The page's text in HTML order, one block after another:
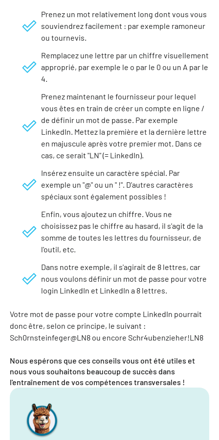
Prenez un mot relativement long dont vous vous
souviendrez facilement : par exemple ramoneur
ou tournevis.
Remplacez une lettre par un chiffre visuellement
approprié, par exemple le o par le 0 ou un A par le
4.
Prenez maintenant le fournisseur pour lequel
vous êtes en train de créer un compte en ligne /
de définir un mot de passe. Par exemple
LinkedIn. Mettez la première et la dernière lettre
en majuscule après votre premier mot. Dans ce
cas, ce serait "LN" (= LinkedIn).
Insérez ensuite un caractère spécial. Par
exemple un "@" ou un " !". D'autres caractères
spéciaux sont également possibles !
Enfin, vous ajoutez un chiffre. Vous ne
choisissez pas le chiffre au hasard, il s'agit de la
somme de toutes les lettres du fournisseur, de
l'outil, etc.
Dans notre exemple, il s'agirait de 8 lettres, car
nous voulons définir un mot de passe pour votre
login LinkedIn et LinkedIn a 8 lettres.
Votre mot de passe pour votre compte LinkedIn pourrait
donc être, selon ce principe, le suivant :
Sch0rnsteinfeger@LN8 ou encore Schr4ubenzieher!LN8
Nous espérons que ces conseils vous ont été utiles et
nous vous souhaitons beaucoup de succès dans
l'entraînement de vos compétences transversales !